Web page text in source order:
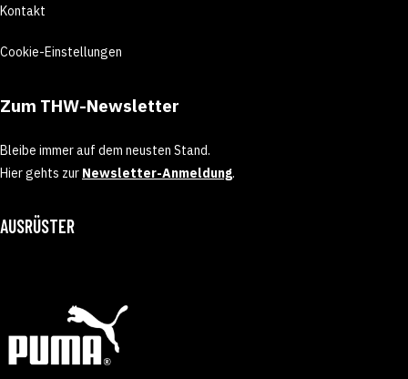
Kontakt
Cookie-Einstellungen
Zum THW-Newsletter
Bleibe immer auf dem neusten Stand.
Hier gehts zur Newsletter-Anmeldung.
AUSRÜSTER